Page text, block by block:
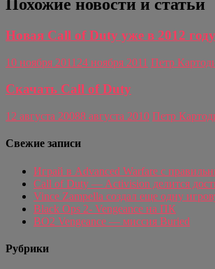
Похожие новости и статьи
Новая Call of Duty уже в 2012 году
10 ноября 2011 24 ноября 2011 Петр
Скачать Call of Duty
12 августа 20088 августа 2010 Петр
Свежие записи
Играй в Advanced Warfare с
Call of Duty — Activision делится
Vince Zampella создал еще одну
Black Ops 2- Vengeance на ПК
BO2 Vengeance — миссия Buried
Рубрики